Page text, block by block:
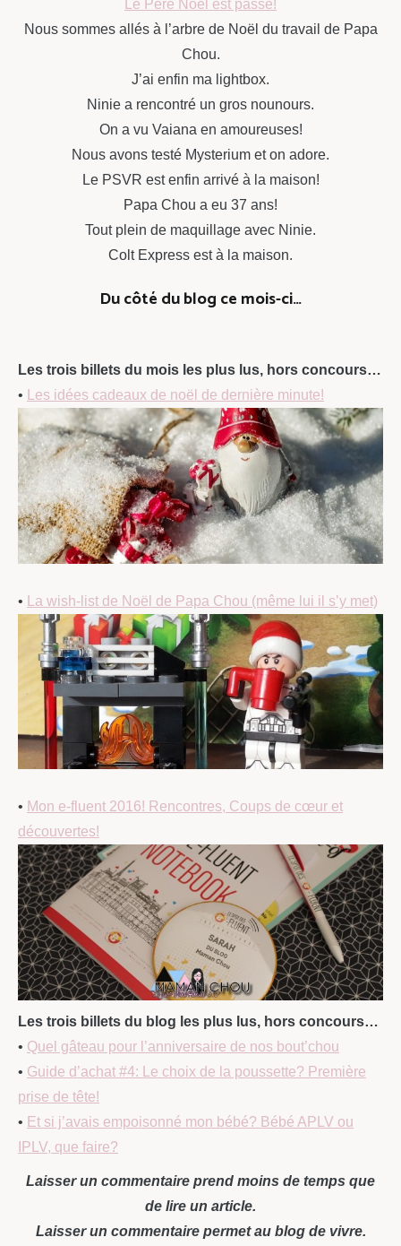
Le Père Noël est passé!
Nous sommes allés à l’arbre de Noël du travail de Papa
Chou.
J’ai enfin ma lightbox.
Ninie a rencontré un gros nounours.
On a vu Vaiana en amoureuses!
Nous avons testé Mysterium et on adore.
Le PSVR est enfin arrivé à la maison!
Papa Chou a eu 37 ans!
Tout plein de maquillage avec Ninie.
Colt Express est à la maison.
Du côté du blog ce mois-ci…
Les trois billets du mois les plus lus, hors concours…
• Les idées cadeaux de noël de dernière minute!
• La wish-list de Noël de Papa Chou (même lui il s’y met)
• Mon e-fluent 2016! Rencontres, Coups de cœur et
découvertes!
Les trois billets du blog les plus lus, hors concours…
• Quel gâteau pour l’anniversaire de nos bout’chou
• Guide d’achat #4: Le choix de la poussette? Première
prise de tête!
• Et si j’avais empoisonné mon bébé? Bébé APLV ou
IPLV, que faire?
Laisser un commentaire prend moins de temps que
de lire un article.
Laisser un commentaire permet au blog de vivre.